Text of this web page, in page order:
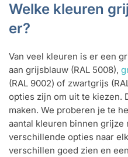
Welke kleuren
er?
Van veel kleuren is er een
aan grijsblauw (RAL 5008),
(RAL 9002) of zwartgrijs
opties zijn om uit te kiezen.
maken. We proberen je te
aantal kleuren binnen
verschillende opties naar
verschillen goed zien en